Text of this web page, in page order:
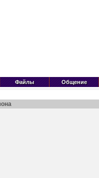
Файлы Общение